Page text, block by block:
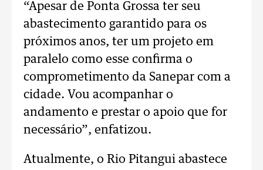
“Apesar de Ponta Grossa ter seu
abastecimento garantido para os
próximos anos, ter um projeto em
paralelo como esse confirma o
comprometimento da Sanepar com a
cidade. Vou acompanhar o
andamento e prestar o apoio que for
necessário”, enfatizou.
Atualmente, o Rio Pitangui abastece